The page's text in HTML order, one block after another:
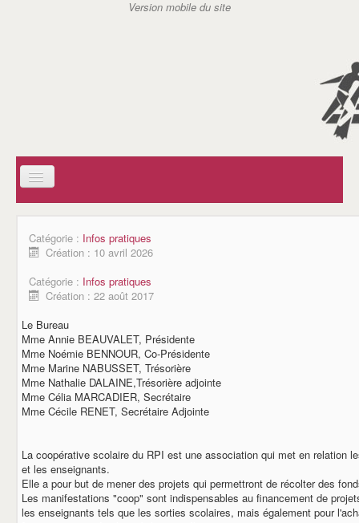
AIDE A DOMICILE EN MILIEU RURAL (ADMR)
CENTRE COMMUNAL D'ACTION SOCIAL (CCAS)
SERVICE DE SOINS INFIRMIERS A DOMICILE (SSIAD)
AIDES A DOMICILE DE CARANTILLY
ASSOCIATIONS
JSC TENNIS DE TABLE
BOL D'AIR
LE COMITE DES FETES
LE GOUGEON CARANTILLAIS
LA SOCIETE DE CHASSE
LE CERCLE DE L'AMITIE
LES ANCIENS COMBATTANTS
AUX CIDRES ETC
COMMERCANTS & ARTISANS
DEMARCHES ADMINISTRATIVES
Catégorie : Infos pratiques
Création : 10 avril 2026
Catégorie : Infos pratiques
Création : 22 août 2017
Le Bureau
Mme Annie BEAUVALET, Présidente
Mme Noémie BENNOUR, Co-Présidente
Mme Marine NABUSSET, Trésorière
Mme Nathalie DALAINE,Trésorière adjointe
Mme Célia MARCADIER, Secrétaire
Mme Cécile RENET, Secrétaire Adjointe
La coopérative scolaire du RPI est une association qui met en relation
et les enseignants.
Elle a pour but de mener des projets qui permettront de récolter des
Les manifestations "coop" sont indispensables au financement de
les enseignants tels que les sorties scolaires, mais également pour